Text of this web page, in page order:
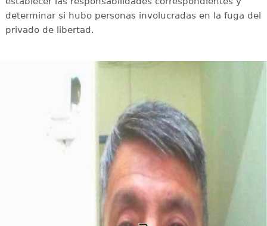
determinar si hubo personas involucradas en la fuga del
privado de libertad.